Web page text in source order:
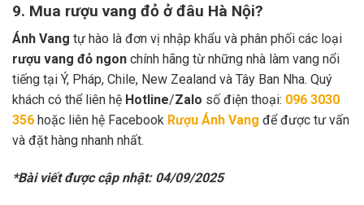
9. Mua rượu vang đỏ ở đâu Hà Nội?
Ánh Vang tự hào là đơn vị nhập khẩu và phân phối các loại
rượu vang đỏ ngon chính hãng từ những nhà làm vang nổi
tiếng tại Ý, Pháp, Chile, New Zealand và Tây Ban Nha. Quý
khách có thể liên hệ Hotline/Zalo số điện thoại: 096 3030
356 hoặc liên hệ Facebook Rượu Ánh Vang để được tư vấn
và đặt hàng nhanh nhất.
*Bài viết được cập nhật: 04/09/2025